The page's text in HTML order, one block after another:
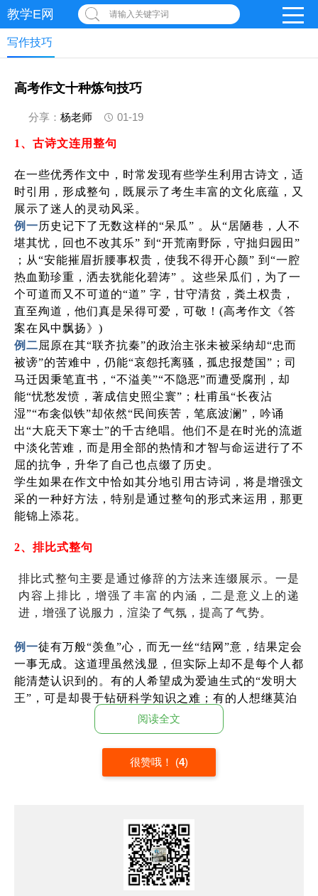
教学E网 请输入关键字词
写作技巧
高考作文十种炼句技巧
分享： 杨老师 01-19
1 、古诗文连用整句
在一些优秀作文中，时常发现有些学生利用古诗文，适
时引用，形成整句，既展示了考生丰富的文化底蕴，又
展示了迷人的灵动风采。
例一历史记下了无数这样的“呆瓜” 。从“居陋巷，人不
堪其忧，回也不改其乐” 到“开荒南野际，守拙归园田”
；从“安能摧眉折腰事权贵，使我不得开心颜” 到“一腔
热血勤珍重，洒去犹能化碧涛” 。这些呆瓜们，为了一
个可道而又不可道的“道” 字，甘守清贫，粪土权贵，
直至殉道，他们真是呆得可爱，可敬！(高考作文《答
案在风中飘扬》)
例二屈原在其“联齐抗秦”的政治主张未被采纳却“忠而
被谤”的苦难中，仍能“哀怨托离骚，孤忠报楚国”；司
马迁因秉笔直书，“不溢美”“不隐恶”而遭受腐刑，却
能“忧愁发愤，著成信史照尘寰”；杜甫虽“长夜沾
湿”“布衾似铁”却依然“民间疾苦，笔底波澜”，吟诵
出“大庇天下寒士”的千古绝唱。他们不是在时光的流逝
中淡化苦难，而是用全部的热情和才智与命运进行了不
屈的抗争，升华了自己也点缀了历史。
学生如果在作文中恰如其分地引用古诗词，将是增强文
采的一种好方法，特别是通过整句的形式来运用，那更
能锦上添花。
2、排比式整句
排比式整句主要是通过修辞的方法来连缀展示。一是
内容上排比，增强了丰富的内涵，二是意义上的递
进，增强了说服力，渲染了气氛，提高了气势。
例一徒有万般“羡鱼”心，而无一丝“结网”意，结果定会
一事无成。这道理虽然浅显，但实际上却不是每个人都
能清楚认识到的。有的人希望成为爱迪生式的“发明大
王”，可是却畏于钻研科学知识之难；有的人想继莫泊
桑之后，再夺“短篇小说之王”的桂冠，但又慑于常年练
笔之艰辛；有的人想一鸣惊人成为“音乐巨匠”，却惰于
在五线谱的田地上埋首耕耘；有的人愿自己成为体育明
星，却怠于“闻鸡起舞”进行训练。如此心怀鸿鹄之志，
睛。不同的国度给我我们不同的眼睛。或许大洋彼岸美
利坚的阳光正在你眼中折射成永远活泼自信的微笑；或
许北欧的冰雪正在你眼中融化为沉静与深邃；或许长江
昆仑的清风正在你眼前幻化为中国式的内敛与神秘。不
阅读全文
很赞哦！ (4)